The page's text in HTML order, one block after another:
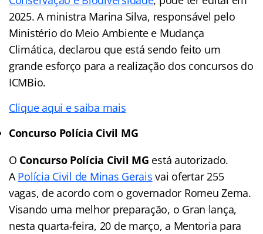
2025. A ministra Marina Silva, responsável pelo
Ministério do Meio Ambiente e Mudança
Climática, declarou que está sendo feito um
grande esforço para a realização dos concursos do
ICMBio.
Clique aqui e saiba mais
Concurso Polícia Civil MG
O Concurso Polícia Civil MG está autorizado.
APolícia Civil de Minas Gerais vai ofertar 255
vagas, de acordo com o governador Romeu Zema.
Visando uma melhor preparação, o Gran lança,
nesta quarta-feira, 20 de março, a Mentoria para